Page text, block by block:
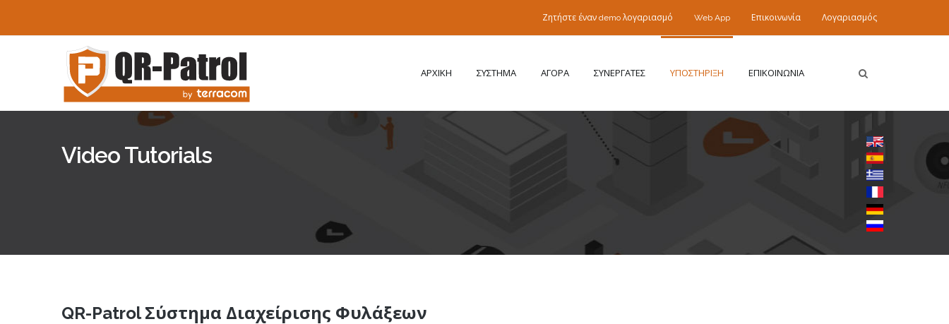
Ζητήστε έναν demo λογαριασμό Web App Επικοινωνία Λογαριασμός
ΑΡΧΙΚΗ ΣΥΣΤΗΜΑ ΑΓΟΡΑ ΣΥΝΕΡΓΑΤΕΣ ΥΠΟΣΤΗΡΙΞΗ ΕΠΙΚΟΙΝΩΝΙΑ
Video Tutorials
QR-Patrol Σύστημα Διαχείρισης Φυλάξεων